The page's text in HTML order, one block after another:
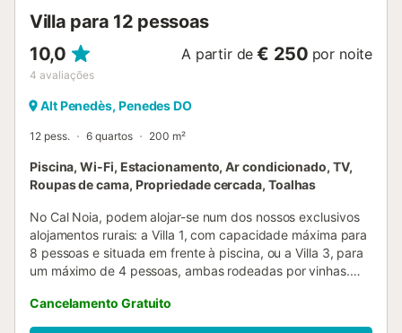
separação correcta dos resíduos. São fornecidas mais
informações no local. Esta propriedade dispõe de ilu...
Villa para 12 pessoas
10,0
4 avaliações
A partir de € 250 por noite
Alt Penedès, Penedes DO
12 pess. 6 quartos 200 m²
Piscina, Wi-Fi, Estacionamento, Ar condicionado, TV,
Roupas de cama, Propriedade cercada, Toalhas
No Cal Noia, podem alojar-se num dos nossos exclusivos
alojamentos rurais: a Villa 1, com capacidade máxima para
8 pessoas e situada em frente à piscina, ou a Villa 3, para
um máximo de 4 pessoas, ambas rodeadas por vinhas.
saboreiam um copo de vinho ou, se preferirem, um
refrescante copo de espumante. Dependendo do tamanho
Cancelamento Gratuito